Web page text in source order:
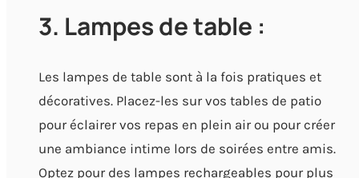
3. Lampes de table :
Les lampes de table sont à la fois pratiques et
décoratives. Placez-les sur vos tables de patio
pour éclairer vos repas en plein air ou pour créer
une ambiance intime lors de soirées entre amis.
Optez pour des lampes rechargeables pour plus